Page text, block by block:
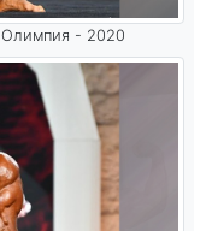
Олимпия - 2020